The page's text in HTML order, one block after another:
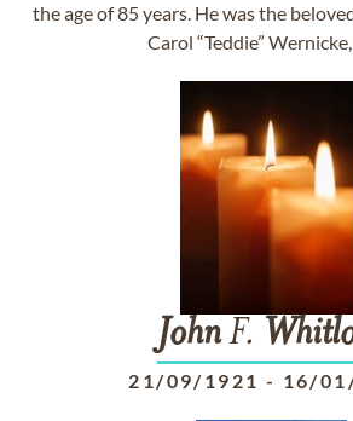
the age of 85 years. He was the
Carol “Teddie”
JohnF.
21/09/1921 - 16/